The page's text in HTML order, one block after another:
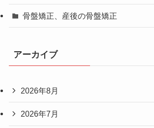
骨盤矯正、産後の骨盤矯正
アーカイブ
2026年8月
2026年7月